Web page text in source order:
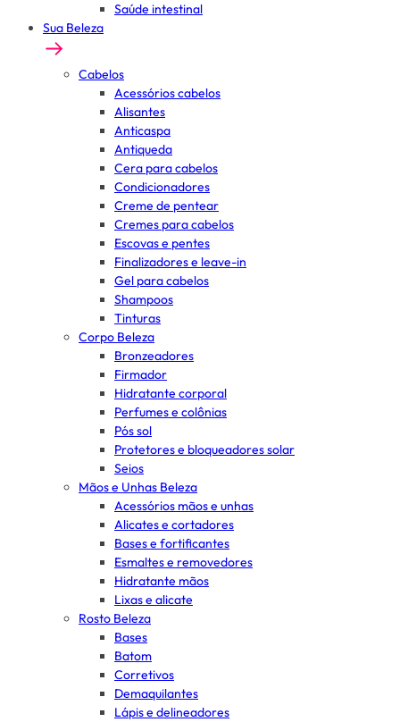
Saúde intestinal
Sua Beleza
Cabelos
Acessórios cabelos
Alisantes
Anticaspa
Antiqueda
Cera para cabelos
Condicionadores
Creme de pentear
Cremes para cabelos
Escovas e pentes
Finalizadores e leave-in
Gel para cabelos
Shampoos
Tinturas
Corpo Beleza
Bronzeadores
Firmador
Hidratante corporal
Perfumes e colônias
Pós sol
Protetores e bloqueadores solar
Seios
Mãos e Unhas Beleza
Acessórios mãos e unhas
Alicates e cortadores
Bases e fortificantes
Esmaltes e removedores
Hidratante mãos
Lixas e alicate
Rosto Beleza
Bases
Batom
Corretivos
Demaquilantes
Lápis e delineadores